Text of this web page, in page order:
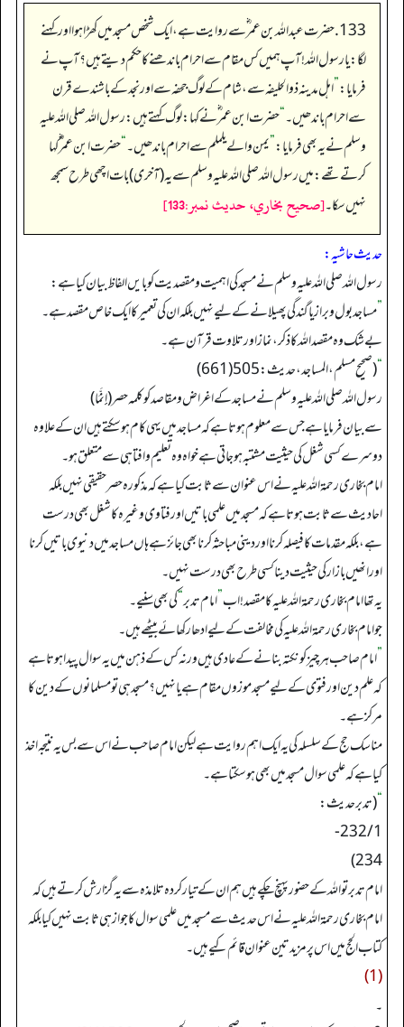
133. حضرت عبداللہ بن عمر ؓ سے روایت ہے، ایک شخص مسجد میں کھڑا ہوا اور کہنے
لگا: یا رسول اللہ! آپ ہمیں کس مقام سے احرام باندھنے کا حکم دیتے ہیں؟ آپ نے
فرمایا:”اہل مدینہ ذوالحلیفہ سے، شام کے لوگ جحفه سے اور نجد کے باشندے قرن
سے احرام باندھیں۔“حضرت ابن عمر ؓ نے کہا: لوگ کہتے ہیں: رسول اللہ صلی اللہ علیہ
وسلم نے یہ بھی فرمایا:”یمن والے یلملم سے احرام باندھیں۔“حضرت ابن عمر ؓ کہا
کرتے تھے: میں رسول اللہ صلی اللہ علیہ وسلم سے یہ (آخری) بات اچھی طرح سمجھ
نہیں سکا۔[صحيح بخاري، حديث نمبر:133]
حدیث حاشیہ:
رسول اللہ صلی اللہ علیہ وسلم نے مسجد کی اہمیت و مقصدیت کو بایں الفاظ بیان کیا ہے:
”مساجد بول و براز یا گندگی پھیلانے کے لیے نہیں بلکہ ان کی تعمیر کا ایک خاص مقصد ہے۔
بےشک وہ مقصد اللہ کا ذکر، نماز اور تلاوت قرآن ہے۔
“(صحیح مسلم، المساجد، حدیث: 505(661)
رسول اللہ صلی اللہ علیہ وسلم نے مساجد کے اغراض و مقاصد کو کلمہ حصر(إِنَّمَا)
سے بیان فرمایا ہے جس سے معلوم ہوتا ہے کہ مساجد میں یہی کام ہو سکتے ہیں ان کے علاوہ
دوسرے کسی شغل کی حیثیت مشتبہ ہو جاتی ہے خواہ وہ تعلیم وافتا ہی سے متعلق ہو۔
امام بخاری رحمۃ اللہ علیہ نے اس عنوان سے ثابت کیا ہے کہ مذکورہ حصر حقیقی نہیں بلکہ
احادیث سے ثابت ہوتا ہے کہ مسجد میں علمی باتیں اور فتاوی وغیرہ کا شغل بھی درست
ہے، بلکہ مقدمات کا فیصلہ کرنا اور دینی مباحثہ کرنا بھی جائز ہے ہاں مساجد میں دنیوی باتیں کرنا
اور انھیں بازار کی حیثیت دینا کسی طرح بھی درست نہیں۔
یہ تھا امام بخاری رحمۃ اللہ علیہ کا مقصد! اب”امام تدبر“کی بھی سنیے۔
جو امام بخاری رحمۃ اللہ علیہ کی مخالفت کے لیے ادھار کھائے بیٹھے ہیں۔
”امام صاحب ہر چیز کو نکتہ بنانے کے عادی ہیں ورنہ کس کے ذہن میں یہ سوال پیدا ہوتا ہے
کہ علم دین اور فتوی کے لیے مسجد موزوں مقام ہے یا نہیں؟ مسجد ہی تو مسلمانوں کے دین کا
مرکز ہے۔
مناسک حج کے سلسلہ کی یہ ایک اہم روایت ہے لیکن امام صاحب نے اس سے بس یہ نتیجہ اخذ
کیا ہے کہ علمی سوال مسجد میں بھی ہو سکتا ہے۔
“(تدبر حدیث:
232/1-
234)
امام تدبر تو اللہ کے حضور پہنچ چکے ہیں ہم ان کے تیار کردہ تلامذہ سے یہ گزارش کرتے ہیں کہ
امام بخاری رحمۃ اللہ علیہ نے اس حدیث سے مسجد میں علمی سوال کا جواز ہی ثابت نہیں کیا بلکہ
کتاب الحج میں اس پر مزید تین عنوان قائم کیے ہیں۔
(1)
۔